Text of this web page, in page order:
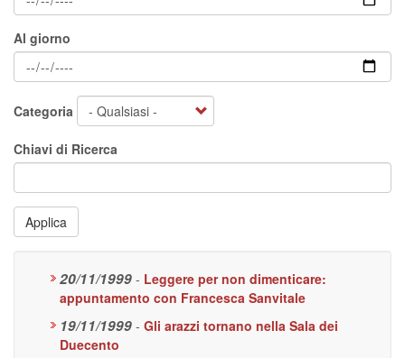
Al giorno
Categoria
Chiavi di Ricerca
Applica
20/11/1999 - Leggere per non dimenticare:
appuntamento con Francesca Sanvitale
19/11/1999 - Gli arazzi tornano nella Sala dei
Duecento